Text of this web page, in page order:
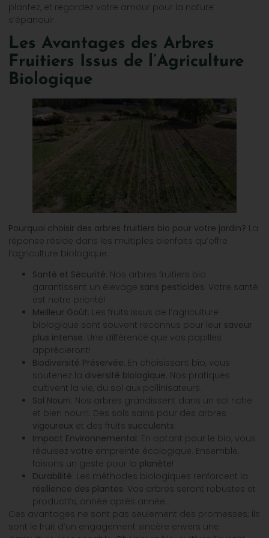
plantez, et regardez votre amour pour la nature
s’épanouir.
Les Avantages des Arbres
Fruitiers Issus de l’Agriculture
Biologique
Pourquoi choisir des arbres fruitiers bio pour votre jardin? La
réponse réside dans les multiples bienfaits qu’offre
l’agriculture biologique.
Santé et Sécurité : Nos arbres fruitiers bio
garantissent un élevage sans pesticides . Votre santé
est notre priorité!
Meilleur Goût : Les fruits issus de l’agriculture
biologique sont souvent reconnus pour leur saveur
plus intense . Une différence que vos papilles
apprécieront!
Biodiversité Préservée : En choisissant bio, vous
soutenez la diversité biologique . Nos pratiques
cultivent la vie, du sol aux pollinisateurs.
Sol Nourri : Nos arbres grandissent dans un sol riche
et bien nourri. Des sols sains pour des arbres
vigoureux et des fruits succulents
Impact Environnemental : En optant pour le bio, vous
réduisez votre empreinte écologique. Ensemble,
faisons un geste pour la planète!
Durabilité : Les méthodes biologiques renforcent la
résilience des plantes . Vos arbres seront robustes et
productifs, année après année.
Ces avantages ne sont pas seulement des promesses; ils
sont le fruit d’un engagement sincère envers une